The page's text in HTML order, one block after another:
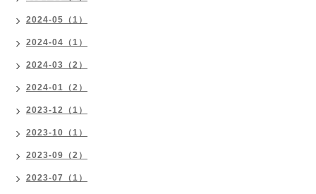
2024-05（1）
2024-04（1）
2024-03（2）
2024-01（2）
2023-12（1）
2023-10（1）
2023-09（2）
2023-07（1）